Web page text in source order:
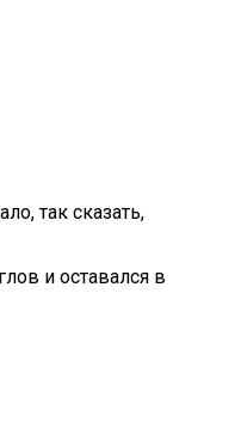
так сказать,
и оставался в